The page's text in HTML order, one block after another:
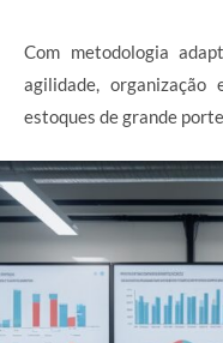
Com metodologia
agilidade,
estoques de grande